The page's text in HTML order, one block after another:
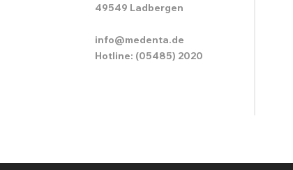
49549 Ladbergen
info@medenta.de
Hotline: (05485) 2020